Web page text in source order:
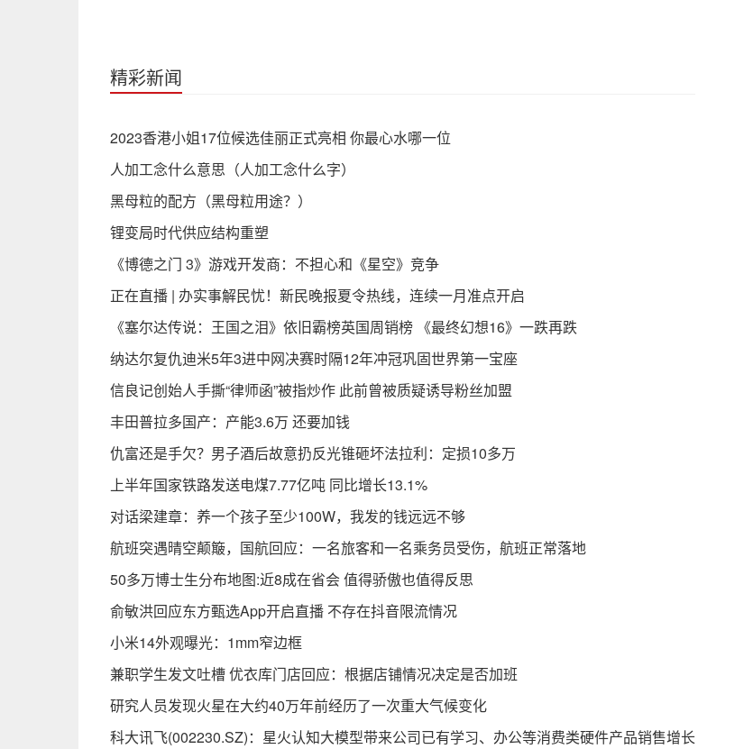
精彩新闻
2023香港小姐17位候选佳丽正式亮相 你最心水哪一位
人加工念什么意思（人加工念什么字）
黑母粒的配方（黑母粒用途？）
锂变局时代供应结构重塑
《博德之门 3》游戏开发商：不担心和《星空》竞争
正在直播 | 办实事解民忧！新民晚报夏令热线，连续一月准点开启
《塞尔达传说：王国之泪》依旧霸榜英国周销榜 《最终幻想16》一跌再跌
纳达尔复仇迪米5年3进中网决赛时隔12年冲冠巩固世界第一宝座
信良记创始人手撕“律师函”被指炒作 此前曾被质疑诱导粉丝加盟
丰田普拉多国产：产能3.6万 还要加钱
仇富还是手欠？男子酒后故意扔反光锥砸坏法拉利：定损10多万
上半年国家铁路发送电煤7.77亿吨 同比增长13.1%
对话梁建章：养一个孩子至少100W，我发的钱远远不够
航班突遇晴空颠簸，国航回应：一名旅客和一名乘务员受伤，航班正常落地
50多万博士生分布地图:近8成在省会 值得骄傲也值得反思
俞敏洪回应东方甄选App开启直播 不存在抖音限流情况
小米14外观曝光：1mm窄边框
兼职学生发文吐槽 优衣库门店回应：根据店铺情况决定是否加班
研究人员发现火星在大约40万年前经历了一次重大气候变化
科大讯飞(002230.SZ)：星火认知大模型带来公司已有学习、办公等消费类硬件产品销售增长